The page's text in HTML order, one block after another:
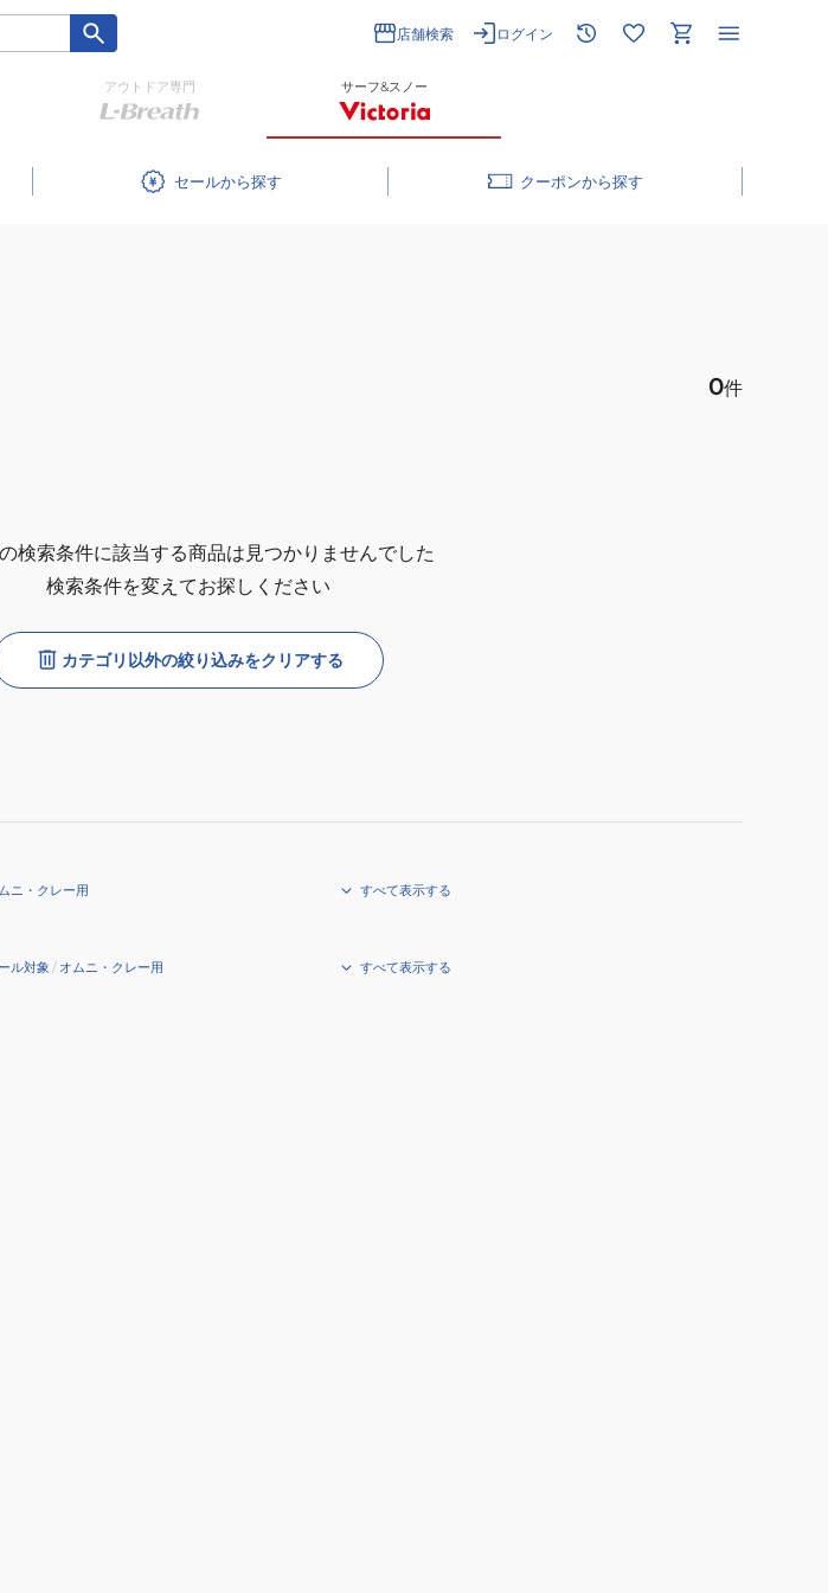
店舗検索 ログイン
アウトドア専門 サーフ&スノー
セール クーポン
0件
検索条件に該当する商品は見つかりませんでした
検索条件を変えてお探しください
カテゴリ以外の絞り込みをクリアする
ニ・クレー用 すべて表示する
ル対象 / オムニ・クレー用 すべて表示する